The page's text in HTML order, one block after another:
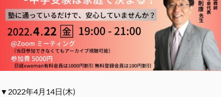
▼2022年4月14日(木)